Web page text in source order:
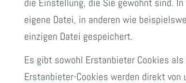
die Einstellung, die Sie gewohnt sind.
eigene Datei, in anderen wie
einzigen Datei gespeichert.
Es gibt sowohl Erstanbieter Cookies
Erstanbieter-Cookies werden direkt